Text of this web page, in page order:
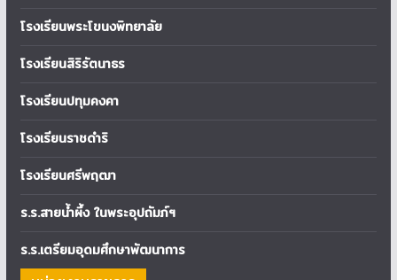
โรงเรียนพระโขนงพิทยาลัย
โรงเรียนสิริรัตนาธร
โรงเรียนปทุมคงคา
โรงเรียนราชดำริ
โรงเรียนศรีพฤฒา
ร.ร.สายน้ำผึ้ง ในพระอุปถัมภ์ฯ
ร.ร.เตรียมอุดมศึกษาพัฒนาการ